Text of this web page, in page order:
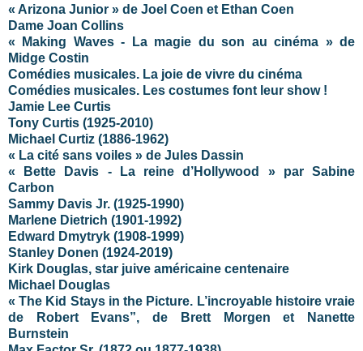
« Arizona Junior » de Joel Coen et Ethan Coen
Dame Joan Collins
« Making Waves - La magie du son au cinéma » de
Midge Costin
Comédies musicales. La joie de vivre du cinéma
Comédies musicales. Les costumes font leur show !
Jamie Lee Curtis
Tony Curtis (1925-2010)
Michael Curtiz (1886-1962)
« La cité sans voiles » de Jules Dassin
« Bette Davis - La reine d’Hollywood » par Sabine
Carbon
Sammy Davis Jr. (1925-1990)
Marlene Dietrich (1901-1992)
Edward Dmytryk (1908-1999)
Stanley Donen (1924-2019)
Kirk Douglas, star juive américaine centenaire
Michael Douglas
« The Kid Stays in the Picture. L’incroyable histoire vraie
de Robert Evans”, de Brett Morgen et Nanette
Burnstein